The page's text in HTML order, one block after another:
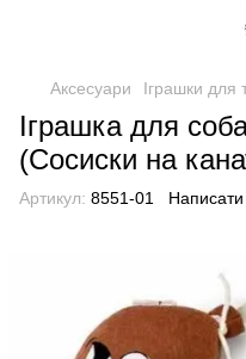
Аксесуари Іграшки для
Іграшка для
(Сосиски на
Артикул: 8551-01 Написати